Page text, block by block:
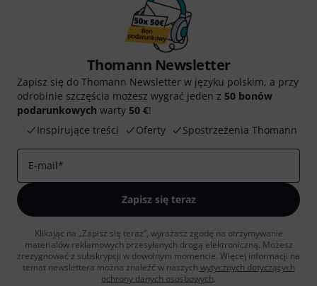
Thomann Newsletter
Zapisz się do Thomann Newsletter w języku polskim, a przy
odrobinie szczęścia możesz wygrać jeden z 50 bonów
podarunkowych warty 50 €!
Inspirujące treści
Oferty Spostrzeżenia Thomann
E-mail*
Zapisz się teraz
Klikając na „Zapisz się teraz”, wyrażasz zgodę na otrzymywanie
materialów reklamowych przesyłanych drogą elektroniczną. Możesz
zrezygnować z subskrypcji w dowolnym momencie. Więcej informacji na
temat newslettera można znaleźć w naszych wytycznych dotyczących
ochrony danych ososbowych.